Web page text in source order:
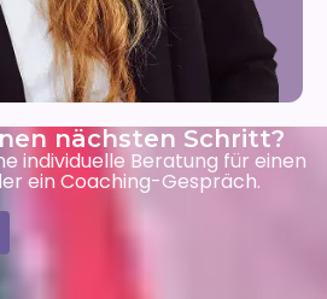
nächsten Schritt?
individuelle Beratung für einen
ein Coaching-Gespräch.